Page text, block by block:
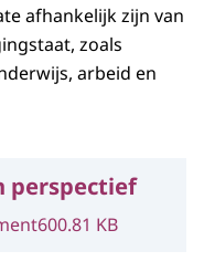
afhankelijk zijn van
zoals
arbeid en
perspectief
600.81 KB